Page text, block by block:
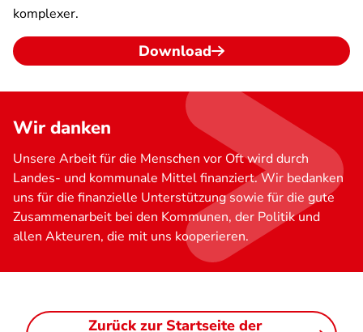
komplexer.
Download
Wir danken
Unsere Arbeit für die Menschen vor Oft wird durch
Landes- und kommunale Mittel finanziert. Wir bedanken
uns für die finanzielle Unterstützung sowie für die gute
Zusammenarbeit bei den Kommunen, der Politik und
allen Akteuren, die mit uns kooperieren.
Zurück zur Startseite der